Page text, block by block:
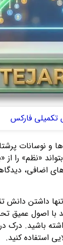
تکمیلی فارکس
و نوسانات
اضافی،
داشتن
اصول عمیق
باشید. درک
استفاده کنید.